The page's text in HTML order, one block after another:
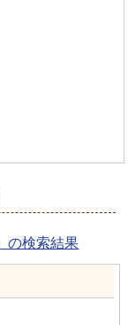
の検索結果